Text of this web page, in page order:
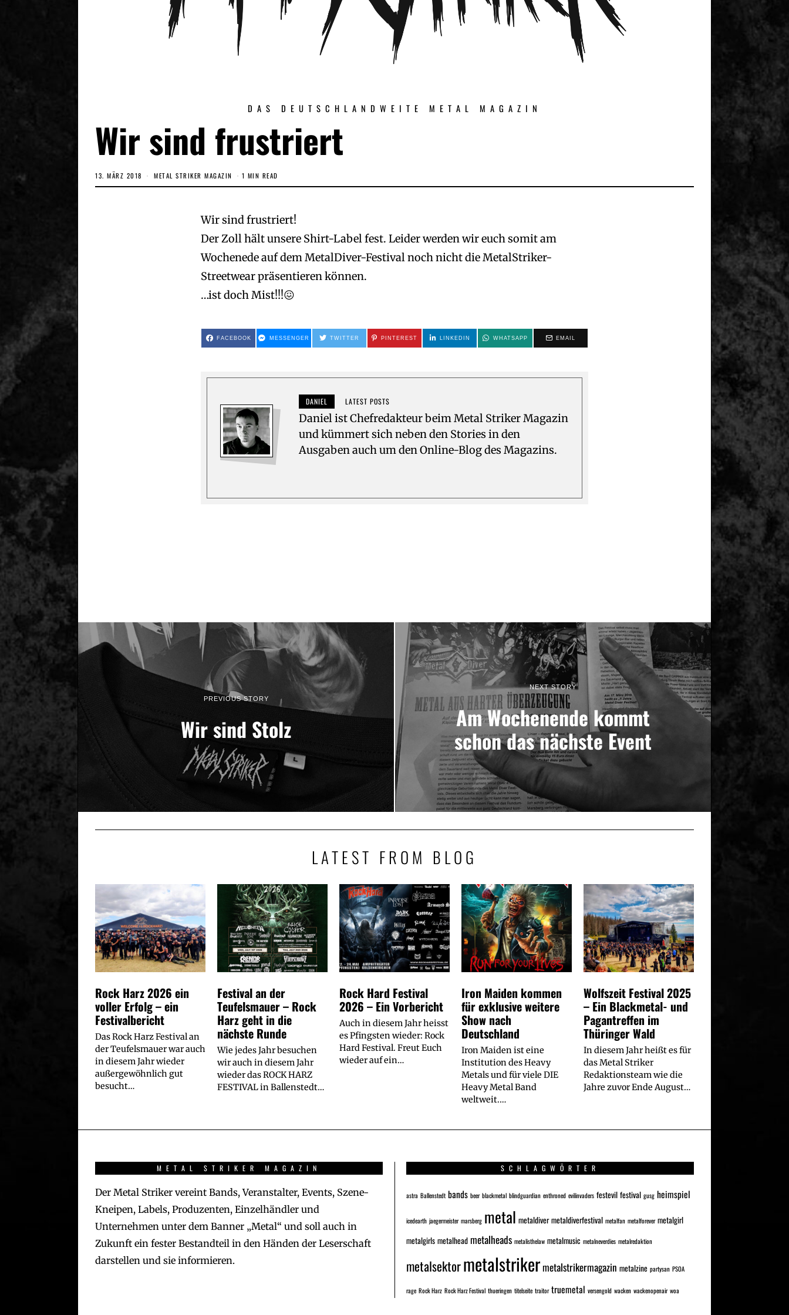
DAS DEUTSCHLANDWEITE METAL MAGAZIN
Wir sind frustriert
13. MÄRZ 2018
.
METAL STRIKER MAGAZIN 1 MIN READ
Wir sind frustriert!
Der Zoll hält unsere Shirt-Label fest. Leider werden wir euch somit am
Wochenede auf dem MetalDiver-Festival noch nicht die MetalStriker-
Streetwear präsentieren können.
…ist doch Mist!!!😖
FACEBOOK MESSENGER TWITTER PINTEREST LINKEDIN WHATSAPP EMAIL
DANIEL LATEST POSTS
Daniel ist Chefredakteur beim Metal Striker Magazin
und kümmert sich neben den Stories in den
Ausgaben auch um den Online-Blog des Magazins.
PREVIOUS STORY
Wir sind Stolz
NEXT STORY
Am Wochenende kommt
schon das nächste Event
LATEST FROM BLOG
Rock Harz 2026 ein
voller Erfolg – ein
Festivalbericht
Das Rock Harz Festival an
der Teufelsmauer war auch
in diesem Jahr wieder
außergewöhnlich gut
besucht…
Festival an der
Teufelsmauer – Rock
Harz geht in die
nächste Runde
Wie jedes Jahr besuchen
wir auch in diesem Jahr
wieder das ROCK HARZ
FESTIVAL in Ballenstedt…
Rock Hard Festival
2026 – Ein Vorbericht
Auch in diesem Jahr heisst
es Pfingsten wieder: Rock
Hard Festival. Freut Euch
wieder auf ein…
Iron Maiden kommen
für exklusive weitere
Show nach
Deutschland
Iron Maiden ist eine
Institution des Heavy
Metals und für viele DIE
Heavy Metal Band
weltweit.…
Wolfszeit Festival 2025
– Ein Blackmetal- und
Pagantreffen im
Thüringer Wald
In diesem Jahr heißt es für
das Metal Striker
Redaktionsteam wie die
Jahre zuvor Ende August…
METAL STRIKER MAGAZIN
Der Metal Striker vereint Bands, Veranstalter, Events, Szene-
Kneipen, Labels, Produzenten, Einzelhändler und
Unternehmen unter dem Banner „Metal“ und soll auch in
Zukunft ein fester Bestandteil in den Händen der Leserschaft
darstellen und sie informieren.
SCHLAGWÖRTER
astra Ballenstedt bands beer blackmetal blindguardian enthroned evilinvaders festevil festival gusg heimspiel
icedearth jaegermeister marsberg metal metaldiver metaldiverfestival metalfan metalforever metalgirl
metalgirls metalhead metalheads metalisthelaw metalmusic metalneverdies metalredaktion
metalsektormetalstriker metalstrikermagazin metalzine partysan PSOA
rage Rock Harz Rock Harz Festival thueringen titelseite traitor truemetal versengold wacken wackenopenair woa